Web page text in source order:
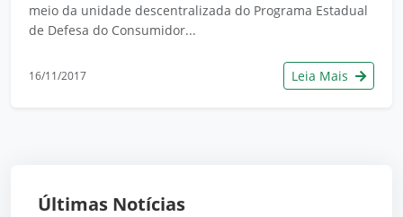
meio da unidade descentralizada do Programa Estadual
de Defesa do Consumidor...
16/11/2017 Leia Mais
Últimas Notícias